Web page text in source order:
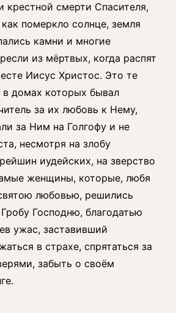
крестной смерти Спасителя,
померкло солнце, земля
камни и многие
из мёртвых, когда распят
Иисус Христос. Это те
домах которых бывал
за их любовь к Нему,
за Ним на Голгофу и не
несмотря на злобу
иудейских, на зверство
женщины, которые, любя
любовью, решились
Господню, благодатью
ужас, заставивший
в страхе, спрятаться за
забыть о своём